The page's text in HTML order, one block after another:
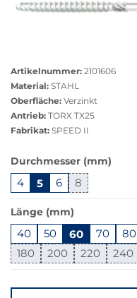
anzeigen
Artikelnummer: 2101606
Material: STAHL
Oberfläche: Verzinkt
Antrieb: TORX TX25
Fabrikat: SPEED II
ist
in
dieser
Variante
nicht
verfügbar.
Bei
Klick
Durchmesser (mm)
4 5 6 8
Länge (mm)
40 50 60 70 80
180
200 220 240
zu